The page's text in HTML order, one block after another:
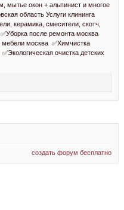
мытье окон + альпинист и многое
область Услуги клининга
керамика, смесители, скотч,
после ремонта москва
мебели москва ✅Химчистка
очистка детских
создать форум бесплатно